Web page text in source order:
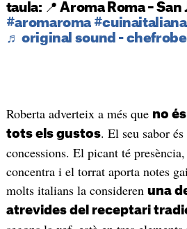
taula: 📍 Aroma Roma – San
#aromaroma #cuinaitaliana
♬ original sound -
Roberta adverteix a més que no
tots els gustos. El seu sabor
concessions. El picant té
concentra i el torrat aporta notes
molts italians la consideren una
atrevides del receptari